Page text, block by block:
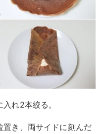
れ2本絞る。
き、両サイドに刻んだ